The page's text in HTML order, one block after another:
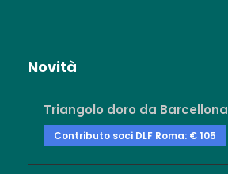
Novità
Triangolo doro da Barcellona
Contributo soci DLF Roma: € 105